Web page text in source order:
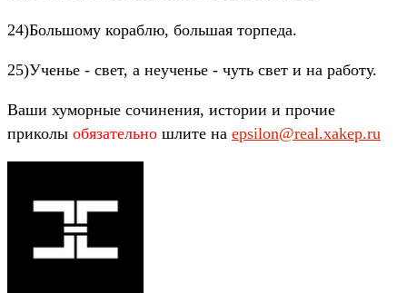
24)Большому кораблю, большая торпеда.
25)Ученье - свет, а неученье - чуть свет и на работу.
Ваши хуморные сочинения, истории и прочие
приколы обязательно шлите на epsilon@real.xakep.ru